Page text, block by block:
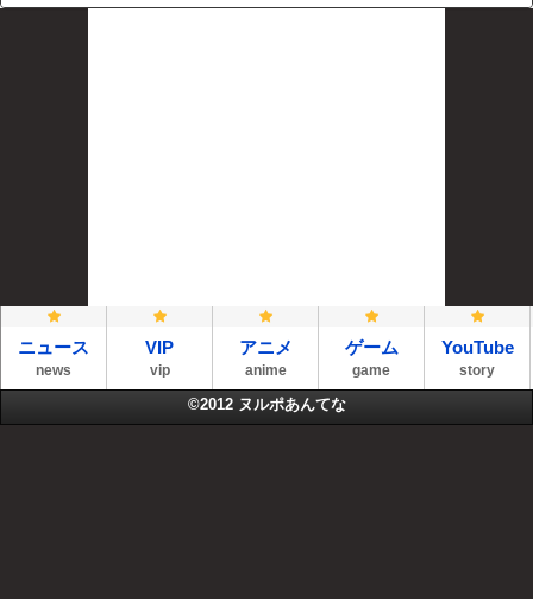
ニュース
news
VIP
vip
アニメ
anime
ゲーム
game
YouTube
story
©2012 ヌルポあんてな